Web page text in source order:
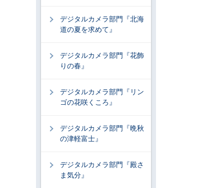
デジタルカメラ部門『北海
道の夏を求めて』
デジタルカメラ部門『花飾
りの春』
デジタルカメラ部門『リン
ゴの花咲くころ』
デジタルカメラ部門『晩秋
の津軽富士』
デジタルカメラ部門『殿さ
ま気分』